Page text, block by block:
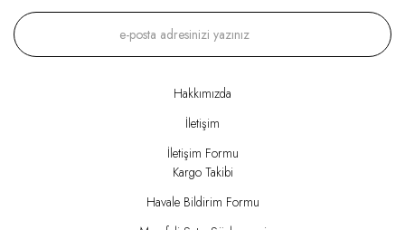
Hakkımızda
İletişim
İletişim Formu
Kargo Takibi
Havale Bildirim Formu